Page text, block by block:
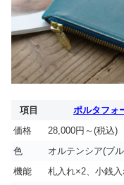
項目
ポルタフォ
価格
28,000円～(税込)
色
オルテンシア(ブ
機能
札入れ×2、小銭